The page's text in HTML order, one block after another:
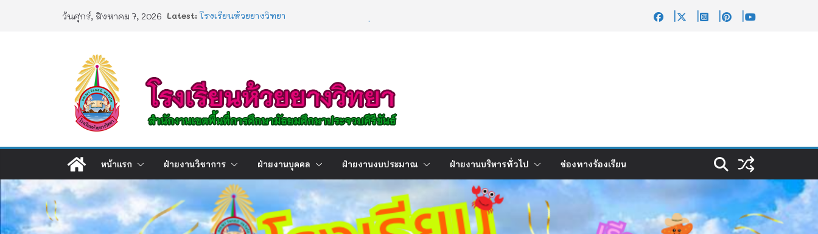
วันศุกร์, สิงหาคม 7, 2026 Latest: โรงเรียนห้วยยางวิทยา
Artificial Intelligence : AI )
หน้าแรก ฝ่ายงานวิชาการ ฝ่ายงานบุคคล ฝ่ายงานงบประมาณ ฝ่ายงานบริหารทั่วไป ช่องทางร้องเรียน